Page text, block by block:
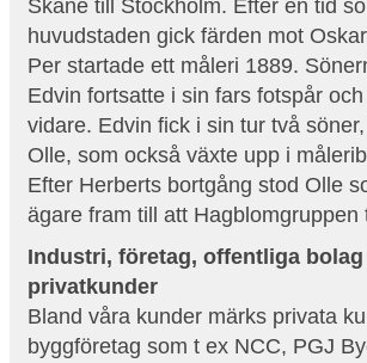
Skåne till Stockholm. Efter en tid
huvudstaden gick färden mot
Per startade ett måleri 1889.
Edvin fortsatte i sin fars fotspår
vidare. Edvin fick i sin tur två
Olle, som också växte upp i
Efter Herberts bortgång stod Olle
ägare fram till att Hagblomgruppen
Industri, företag, offentliga
privatkunder
Bland våra kunder märks privata
byggföretag som t ex NCC, PGJ